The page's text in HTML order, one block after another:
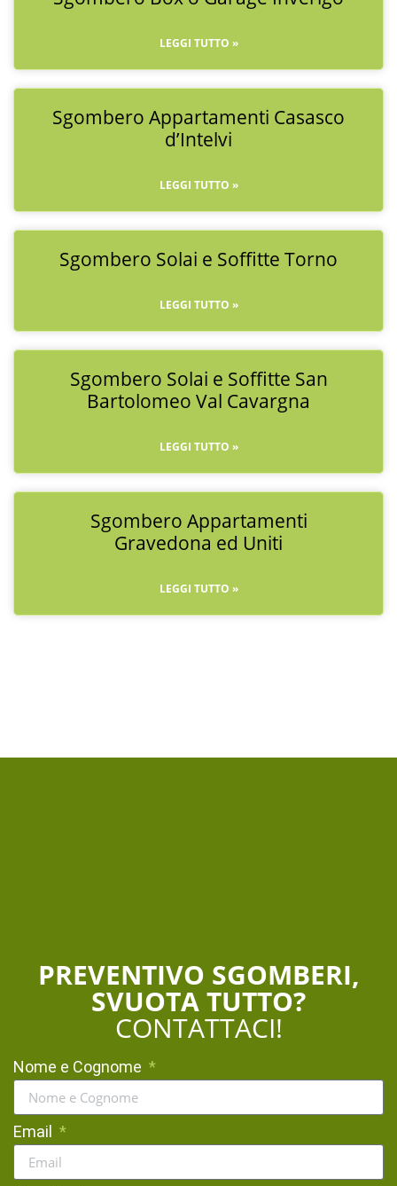
LEGGI TUTTO »
Sgombero Appartamenti Casasco
d’Intelvi
LEGGI TUTTO »
Sgombero Solai e Soffitte Torno
LEGGI TUTTO »
Sgombero Solai e Soffitte San
Bartolomeo Val Cavargna
LEGGI TUTTO »
Sgombero Appartamenti
Gravedona ed Uniti
LEGGI TUTTO »
PREVENTIVO SGOMBERI,
SVUOTA TUTTO?
CONTATTACI!
Nome e Cognome
Email